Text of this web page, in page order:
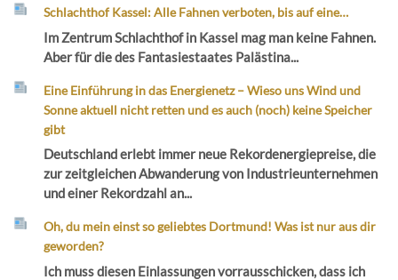
Schlachthof Kassel: Alle Fahnen verboten, bis auf eine…
Im Zentrum Schlachthof in Kassel mag man keine Fahnen.
Aber für die des Fantasiestaates Palästina...
Eine Einführung in das Energienetz – Wieso uns Wind und
Sonne aktuell nicht retten und es auch (noch) keine Speicher
gibt
Deutschland erlebt immer neue Rekordenergiepreise, die
zur zeitgleichen Abwanderung von Industrieunternehmen
und einer Rekordzahl an...
Oh, du mein einst so geliebtes Dortmund! Was ist nur aus dir
geworden?
Ich muss diesen Einlassungen vorrausschicken, dass ich